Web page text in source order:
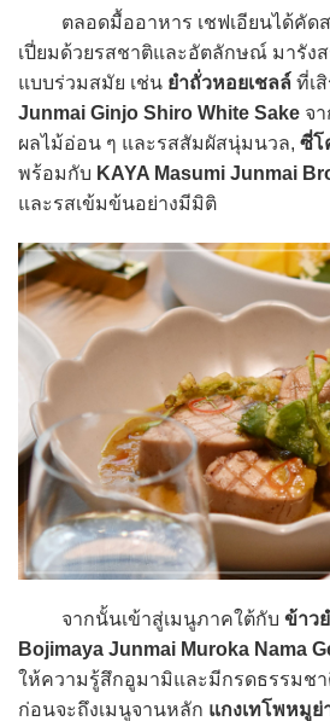
ตลอดมื้ออาหาร เชฟเอียนได้คัดส
เปี่ยมด้วยรสชาติและอัตลักษณ์ มารัง
แบบร่วมสมัย เช่น ยำถั่วหอยเชลล์ ที่เ
Junmai Ginjo Shiro White Sake จ
ผลไม้อ่อน ๆ และรสสัมผัสนุ่มนวล, ซี่โ
พร้อมกับ KAYA Masumi Junmai
และรสเข้มข้นอย่างมีมิติ
จากนั้นเข้าสู่เมนูภาคใต้กับ ข้าว
Bojimaya Junmai Muroka Nama
ให้ความรู้สึกอูมามิและมีกรดธรรมช
ก่อนจะถึงเมนูจานหลัก แกงเทโพหมูย่